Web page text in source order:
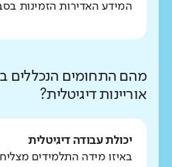
המידע האדירות הזמינות
מהם התחומים הנכללים
אוריינות דיגיטלית?
יכולת עבודה דיגיטלית
באיזו מידה התלמידים